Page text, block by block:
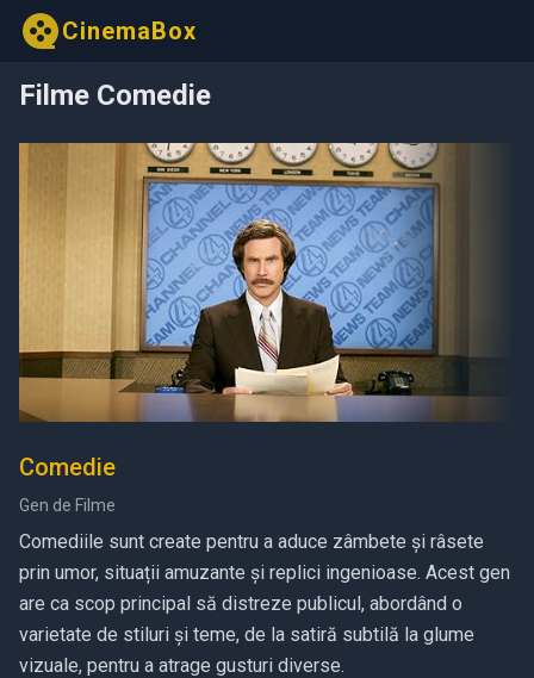
CinemaBox
Filme Comedie
Comedie
Gen de Filme
Comediile sunt create pentru a aduce zâmbete și râsete
prin umor, situații amuzante și replici ingenioase. Acest gen
are ca scop principal să distreze publicul, abordând o
varietate de stiluri și teme, de la satiră subtilă la glume
vizuale, pentru a atrage gusturi diverse.